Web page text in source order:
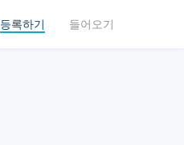
등록하기 들어오기